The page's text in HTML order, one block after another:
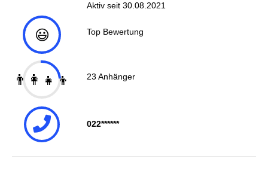
Aktiv seit 30.08.2021
😃 Top Bewertung
👨‍👩‍👧‍👦 23 Anhänger
022******